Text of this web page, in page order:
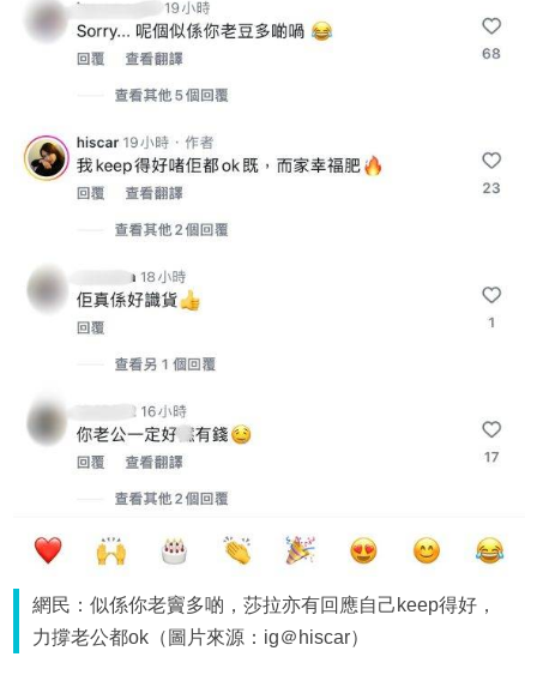
網民：似係你老竇多啲，莎拉亦有回應自己keep得好，
力撐老公都ok（圖片來源：ig＠hiscar）